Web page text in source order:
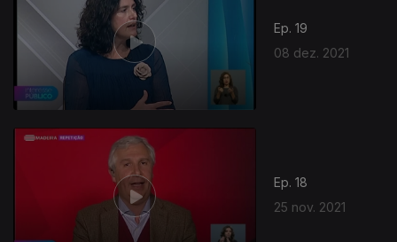
Ep. 19
08 dez. 2021
Ep. 18
25 nov. 2021